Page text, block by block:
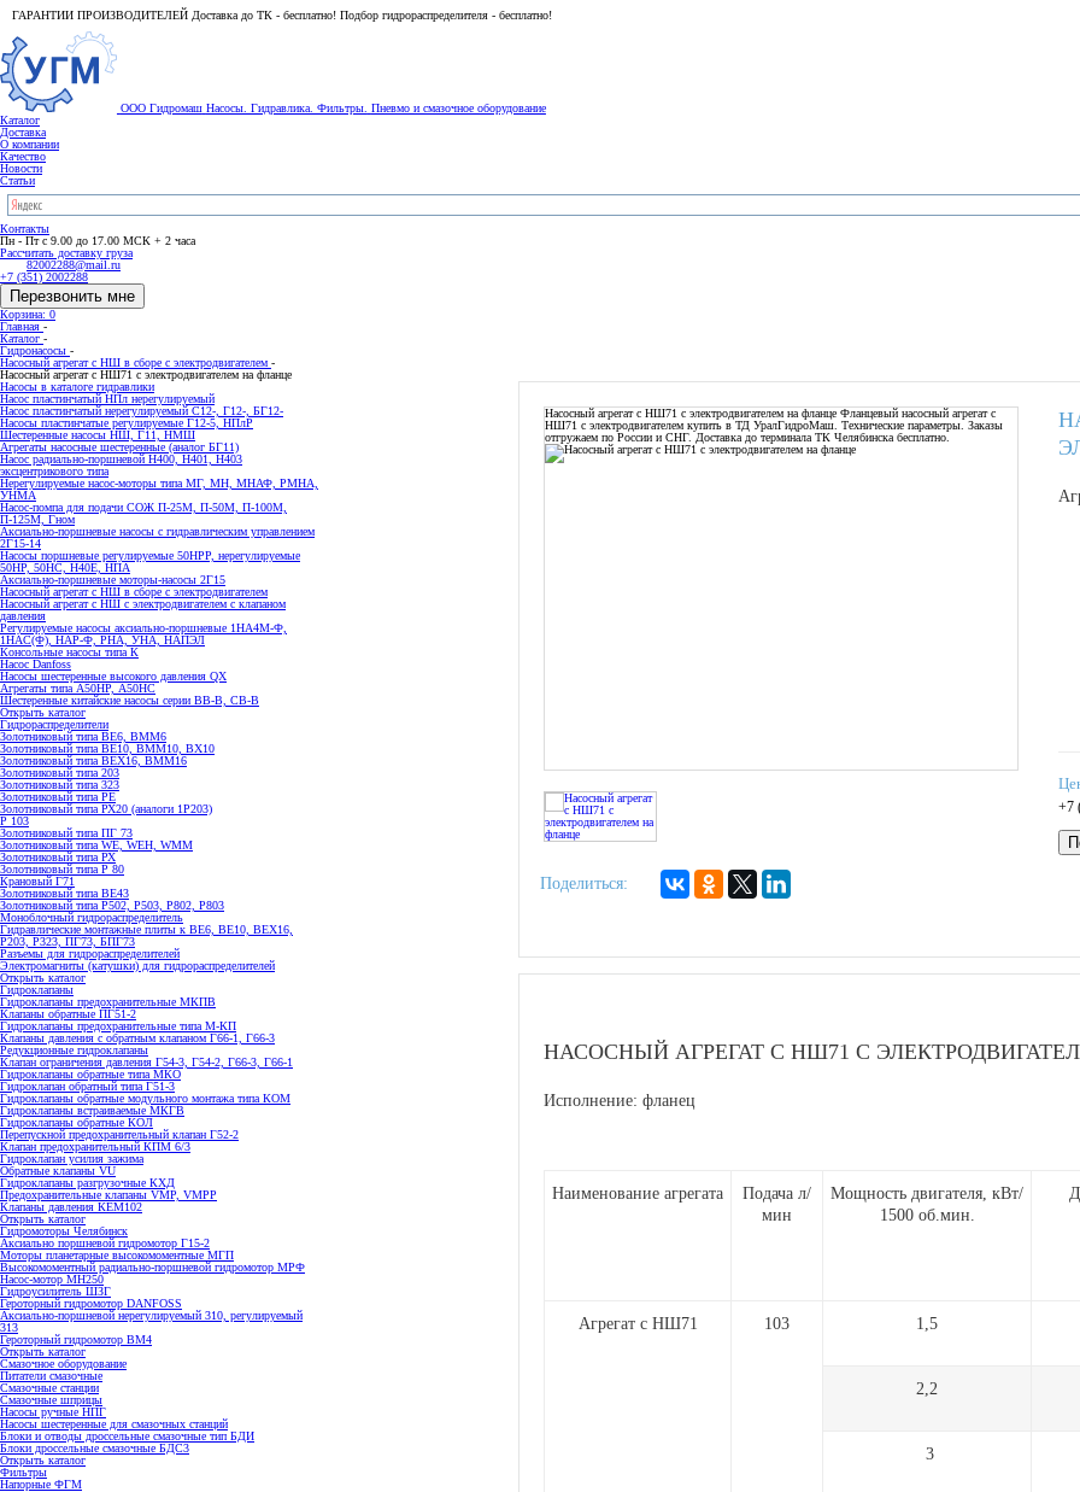
ГАРАНТИИ ПРОИЗВОДИТЕЛЕЙ Доставка до ТК - бесплатно! Подбор гидрораспределителя - бесплатно!
ООО Гидромаш Насосы. Гидравлика. Фильтры. Пневмо и смазочное оборудование
Каталог
Доставка
О компании
Качество
Новости
Статьи
Контакты
Пн - Пт с 9.00 до 17.00 МСК + 2 часа
Рассчитать доставку груза
82002288@mail.ru
+7 (351) 2002288
Перезвонить мне
Корзина: 0
Главная -
Каталог -
Гидронасосы -
Насосный агрегат с НШ в сборе с электродвигателем -
Насосный агрегат с НШ71 с электродвигателем на фланце
Насосы в каталоге гидравлики
Насос пластинчатый НПл нерегулируемый
Насос пластинчатый нерегулируемый С12-, Г12-, БГ12-
Насосы пластинчатые регулируемые Г12-5, НПлР
Шестеренные насосы НШ, Г11, НМШ
Агрегаты насосные шестеренные (аналог БГ11)
Насос радиально-поршневой Н400, Н401, Н403
эксцентрикового типа
Нерегулируемые насос-моторы типа МГ, МН, МНАФ, РМНА,
УНМА
Насос-помпа для подачи СОЖ П-25М, П-50М, П-100М,
П-125М, Гном
Аксиально-поршневые насосы с гидравлическим управлением
2Г15-14
Насосы поршневые регулируемые 50НРР, нерегулируемые
50НР, 50НС, Н40Е, НПА
Аксиально-поршневые моторы-насосы 2Г15
Насосный агрегат с НШ в сборе с электродвигателем
Насосный агрегат с НШ с электродвигателем с клапаном
давления
Регулируемые насосы аксиально-поршневые 1НА4М-Ф,
1НАС(Ф), НАР-Ф, РНА, УНА, НАПЭЛ
Консольные насосы типа К
Насос Danfoss
Насосы шестеренные высокого давления QX
Агрегаты типа А50НР, А50НС
Шестеренные китайские насосы серии ВВ-В, СВ-В
Открыть каталог
Гидрораспределители
Золотниковый типа ВЕ6, ВММ6
Золотниковый типа BE10, ВММ10, ВХ10
Золотниковый типа ВЕХ16, ВММ16
Золотниковый типа 203
Золотниковый типа 323
Золотниковый типа РЕ
Золотниковый типа РХ20 (аналоги 1Р203)
Р 103
Золотниковый типа ПГ 73
Золотниковый типа WE, WEH, WMM
Золотниковый типа РХ
Золотниковый типа Р 80
Крановый Г71
Золотниковый типа BE43
Золотниковый типа Р502, Р503, Р802, Р803
Моноблочный гидрораспределитель
Гидравлические монтажные плиты к ВЕ6, ВЕ10, ВЕХ16,
Р203, Р323, ПГ73, БПГ73
Разъемы для гидрораспределителей
Электромагниты (катушки) для гидрораспределителей
Открыть каталог
Гидроклапаны
Гидроклапаны предохранительные МКПВ
Клапаны обратные ПГ51-2
Гидроклапаны предохранительные типа М-КП
Клапаны давления с обратным клапаном Г66-1, Г66-3
Редукционные гидроклапаны
Клапан ограничения давления Г54-3, Г54-2, Г66-3, Г66-1
Гидроклапаны обратные типа МКО
Гидроклапан обратный типа Г51-3
Гидроклапаны обратные модульного монтажа типа КОМ
Гидроклапаны встраиваемые МКГВ
Гидроклапаны обратные КОЛ
Перепускной предохранительный клапан Г52-2
Клапан предохранительный КПМ 6/3
Гидроклапан усилия зажима
Обратные клапаны VU
Гидроклапаны разгрузочные КХД
Предохранительные клапаны VMP, VMPP
Клапаны давления КЕМ102
Открыть каталог
Гидромоторы Челябинск
Аксиально поршневой гидромотор Г15-2
Моторы планетарные высокомоментные МГП
Высокомоментный радиально-поршневой гидромотор МРФ
Насос-мотор МН250
Гидроусилитель ШЗГ
Героторный гидромотор DANFOSS
Аксиально-поршневой нерегулируемый 310, регулируемый
313
Героторный гидромотор ВМ4
Открыть каталог
Смазочное оборудование
Питатели смазочные
Смазочные станции
Смазочные шприцы
Насосы ручные НПГ
Насосы шестеренные для смазочных станций
Блоки и отводы дроссельные смазочные тип БДИ
Блоки дроссельные смазочные БДС3
Открыть каталог
Фильтры
Напорные ФГМ
Насосный агрегат с НШ71 с электродвигателем на фланце Фланцевый насосный агрегат с
НШ71 с электродвигателем купить в ТД УралГидроМаш. Технические параметры. Заказы
отгружаем по России и СНГ. Доставка до терминала ТК Челябинска бесплатно.
Поделиться:
+7
НАСОСНЫЙ АГРЕГАТ С НШ71 C
Исполнение: фланец
Наименование агрегата
Подача л/
мин
Мощность двигателя, кВт/
1500 об.мин.
Агрегат с НШ71 103 1,5
2,2
3